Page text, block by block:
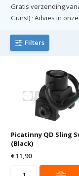
Gratis verzending
Guns!) · Advies in
Filters
Picatinny QD Sling
(Black)
€ 11,90